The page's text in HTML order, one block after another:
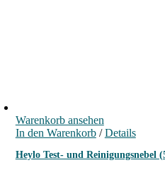
Warenkorb ansehen
In den Warenkorb / Details
Heylo Test- und Reinigungsnebel